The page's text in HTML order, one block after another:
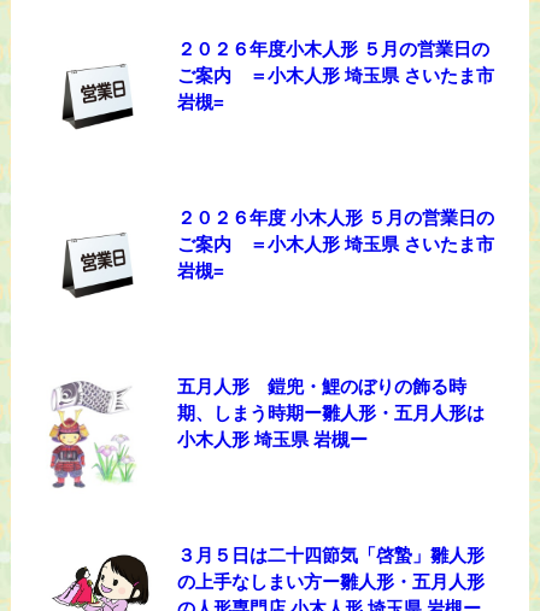
２０２６年度小木人形 ５月の営業日の
ご案内 ＝小木人形 埼玉県 さいたま市
岩槻=
２０２６年度 小木人形 ５月の営業日の
ご案内 ＝小木人形 埼玉県 さいたま市
岩槻=
五月人形 鎧兜・鯉のぼりの飾る時
期、しまう時期ー雛人形・五月人形は
小木人形 埼玉県 岩槻ー
３月５日は二十四節気「啓蟄」雛人形
の上手なしまい方ー雛人形・五月人形